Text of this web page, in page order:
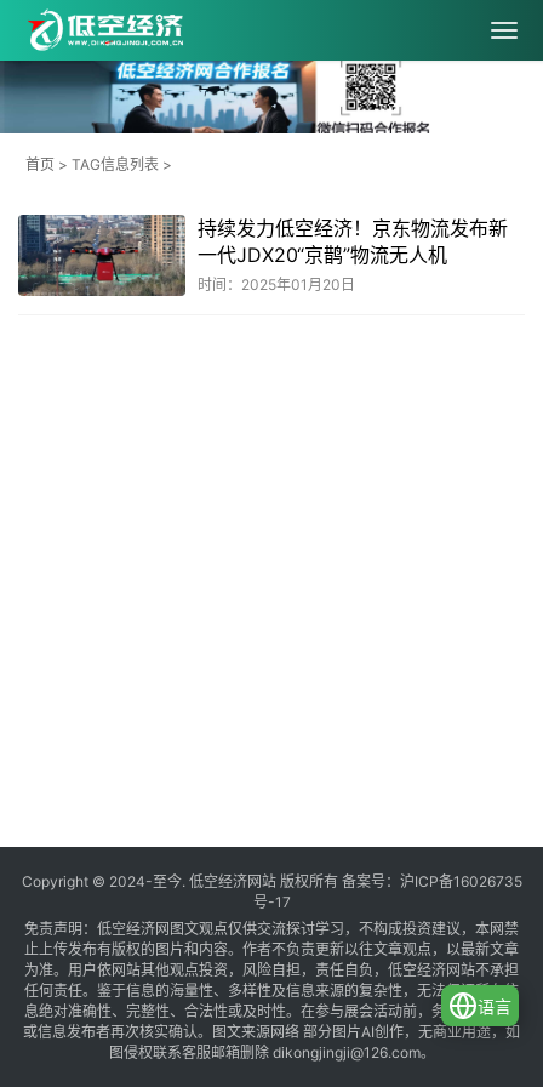
首页 > TAG信息列表 >
持续发力低空经济！京东物流发布新
一代JDX20“京鹊”物流无人机
时间：2025年01月20日
Copyright © 2024-至今. 低空经济网站 版权所有 备案号： 沪ICP备16026735
号-17
免责声明：低空经济网图文观点仅供交流探讨学习，不构成投资建议，本网禁
止上传发布有版权的图片和内容。作者不负责更新以往文章观点，以最新文章
为准。用户依网站其他观点投资，风险自担，责任自负，低空经济网站不承担
任何责任。鉴于信息的海量性、多样性及信息来源的复杂性，无法保证所有信
息绝对准确性、完整性、合法性或及时性。在参与展会活动前，务必与组织方
或信息发布者再次核实确认。图文来源网络 部分图片AI创作，无商业用途，如
图侵权联系客服邮箱删除 dikongjingji@126.com。
语言